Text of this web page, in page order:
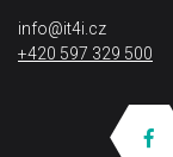
info@it4i.cz
+420 597 329 500